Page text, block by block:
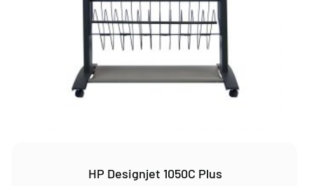
HP Designjet 1050C Plus